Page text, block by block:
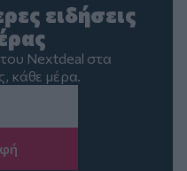
ειδήσεις
Nextdeal στα
κάθε μέρα.